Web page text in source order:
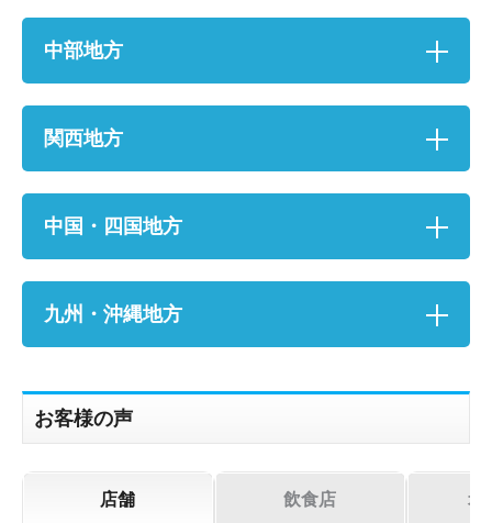
中部地方
関西地方
中国・四国地方
九州・沖縄地方
お客様の声
店舗 飲食店 オ
お名前
電話番号
工事お見積り依頼
その他
メッセージ